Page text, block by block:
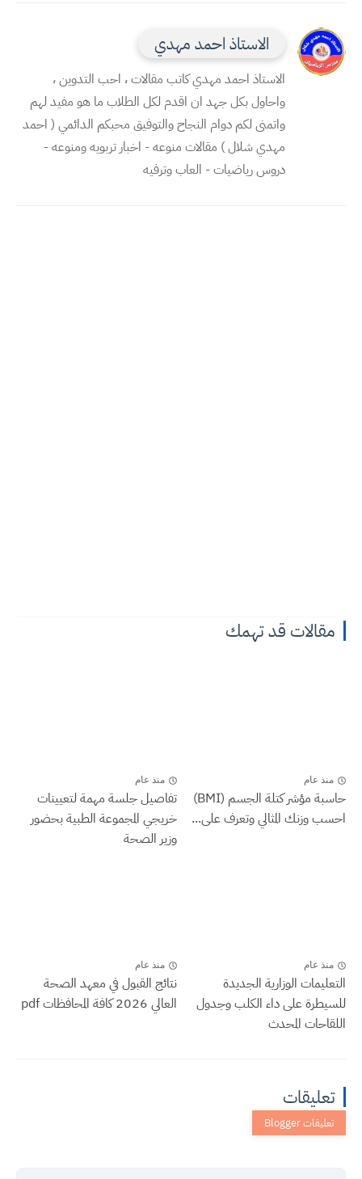
الاستاذ احمد مهدي
الاستاذ احمد مهدي كاتب مقالات ، احب التدوين ،
واحاول بكل جهد ان اقدم لكل الطلاب ما هو مفيد لهم
واتمنى لكم دوام النجاح والتوفيق محبكم الدائمي ( احمد
مهدي شلال ) مقالات منوعه - اخبار تربويه ومنوعه -
دروس رياضيات - العاب وترفيه
مقالات قد تهمك
منذ عام
حاسبة مؤشر كتلة الجسم (BMI)
احسب وزنك المثالي وتعرف على...
منذ عام
تفاصيل جلسة مهمة لتعيينات
خريجي المجموعة الطبية بحضور
وزير الصحة
منذ عام
التعليمات الوزارية الجديدة
للسيطرة على داء الكلب وجدول
اللقاحات المحدث
منذ عام
نتائج القبول في معهد الصحة
العالي 2026 كافة المحافظات pdf
تعليقات